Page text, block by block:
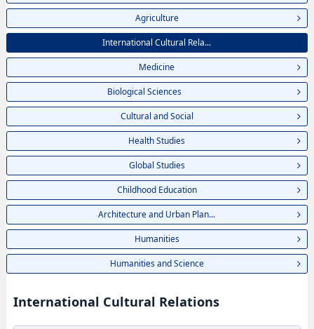
Agriculture
International Cultural Rela...
Medicine
Biological Sciences
Cultural and Social
Health Studies
Global Studies
Childhood Education
Architecture and Urban Plan...
Humanities
Humanities and Science
International Cultural Relations